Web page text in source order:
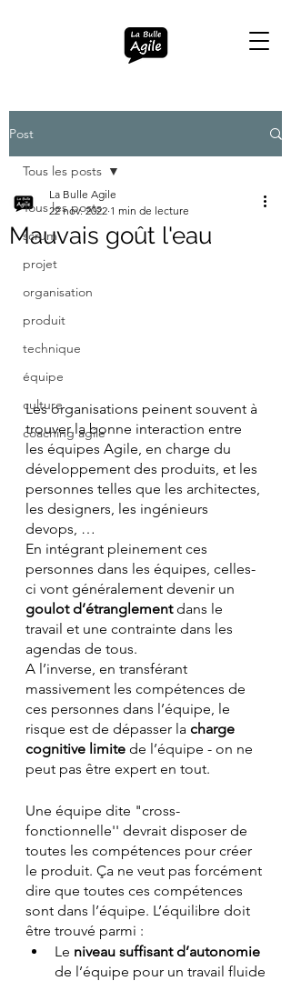
Post
Tous les posts
scrum
projet
organisation
produit
technique
équipe
culture
coaching agile
Tous les posts
Mauvais goût l'eau
La Bulle Agile
22 nov. 2022 1 min de lecture
Les organisations peinent souvent à
trouver la bonne interaction entre
les équipes Agile, en charge du
développement des produits, et les
personnes telles que les architectes,
les designers, les ingénieurs
devops, …
En intégrant pleinement ces
personnes dans les équipes, celles-
ci vont généralement devenir un
goulot d’étranglement dans le
travail et une contrainte dans les
agendas de tous.
A l’inverse, en transférant
massivement les compétences de
ces personnes dans l’équipe, le
risque est de dépasser la charge
cognitive limite de l’équipe - on ne
peut pas être expert en tout.
Une équipe dite "cross-
fonctionnelle'' devrait disposer de
toutes les compétences pour créer
le produit. Ça ne veut pas forcément
dire que toutes ces compétences
sont dans l’équipe. L’équilibre doit
être trouvé parmi :
Le niveau suffisant d’autonomie
de l’équipe pour un travail fluide